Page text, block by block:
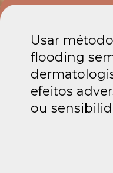
Usar
flooding
efeitos
ou